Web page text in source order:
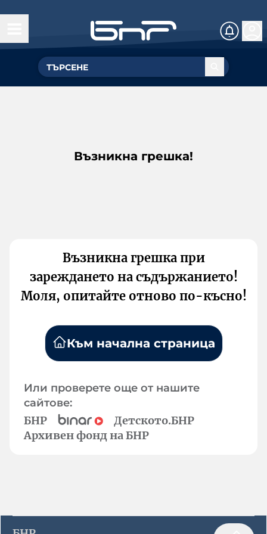
Възникна грешка!
Възникна грешка при
зареждането на съдържанието!
Моля, опитайте отново по-късно!
Към начална страница
Или проверете още от нашите
сайтове:
БНР
Детското.БНР
Архивен фонд на БНР